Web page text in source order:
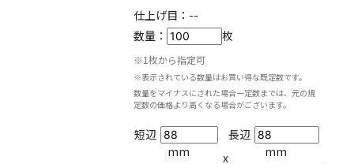
仕上げ目： --
数量：
枚
※1枚から指定可
※表示されている数量はお買い得な既定数です。
数量をマイナスにされた場合一定数までは、元の規
定数の価格より高くなる場合がございます。
短辺
mm
x
長辺
mm